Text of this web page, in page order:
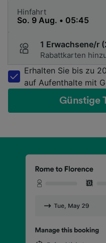
Hinfahrt
1 Erwachsene/r
Rabattkarten
Erhalten Sie bis zu
auf Aufenthalte mit
Günstige